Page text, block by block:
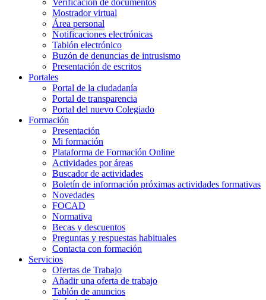
Verificación de documentos
Mostrador virtual
Área personal
Notificaciones electrónicas
Tablón electrónico
Buzón de denuncias de intrusismo
Presentación de escritos
Portales
Portal de la ciudadanía
Portal de transparencia
Portal del nuevo Colegiado
Formación
Presentación
Mi formación
Plataforma de Formación Online
Actividades por áreas
Buscador de actividades
Boletín de información próximas actividades formativas
Novedades
FOCAD
Normativa
Becas y descuentos
Preguntas y respuestas habituales
Contacta con formación
Servicios
Ofertas de Trabajo
Añadir una oferta de trabajo
Tablón de anuncios